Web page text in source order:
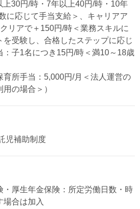
上30円/時・7年以上40円/時・10年
に応じて手当支給＞、キャリアア
リアで＋150円/時＜業務スキルに
を受験し、合格したステップに応じ
：子1名につき15円/時＜満10～18歳
育所手当：5,000円/月＜法人運営の
の場合＞）
児補助制度
厚生年金保険：所定労働日数・時
場合は加入